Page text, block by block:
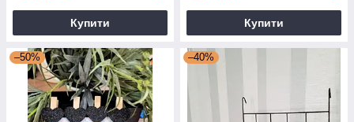
Купити Купити
–50% –40%